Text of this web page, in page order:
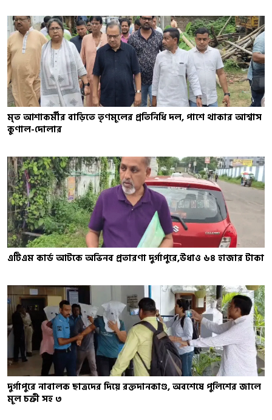
মৃত আশাকর্মীর বাড়িতে তৃণমূলের প্রতিনিধি দল, পাশে থাকার আশ্বাস
কুণাল-দোলার
এটিএম কার্ড আটকে অভিনব প্রতারণা দুর্গাপুরে,উধাও ৬৪ হাজার টাকা
দুর্গাপুরে নাবালক ছাত্রদের দিয়ে রক্তদানকাণ্ড, অবশেষে পুলিশের জালে
মূল চক্রী সহ ৩